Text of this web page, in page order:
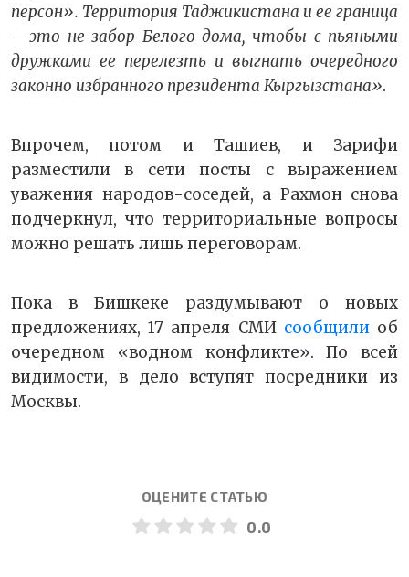
персон». Территория Таджикистана и ее граница
– это не забор Белого дома, чтобы с пьяными
дружками ее перелезть и выгнать очередного
законно избранного президента Кыргызстана».
Впрочем, потом и Ташиев, и Зарифи
разместили в сети посты с выражением
уважения народов-соседей, а Рахмон снова
подчеркнул, что территориальные вопросы
можно решать лишь переговорам.
Пока в Бишкеке раздумывают о новых
предложениях, 17 апреля СМИ сообщилиоб
очередном «водном конфликте». По всей
видимости, в дело вступят посредники из
Москвы.
ОЦЕНИТЕ СТАТЬЮ
0.0